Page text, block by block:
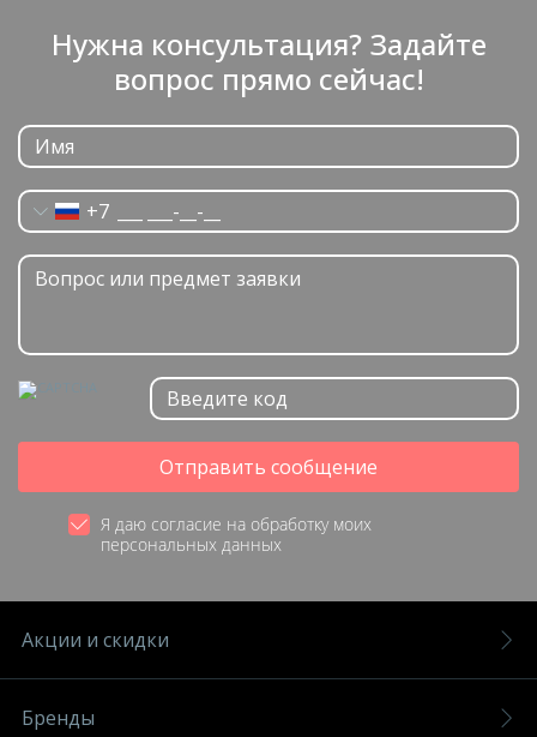
Нужна консультация? Задайте
вопрос прямо сейчас!
+7
Отправить сообщение
Я даю согласие на обработку моих
персональных данных
Акции и скидки
Бренды